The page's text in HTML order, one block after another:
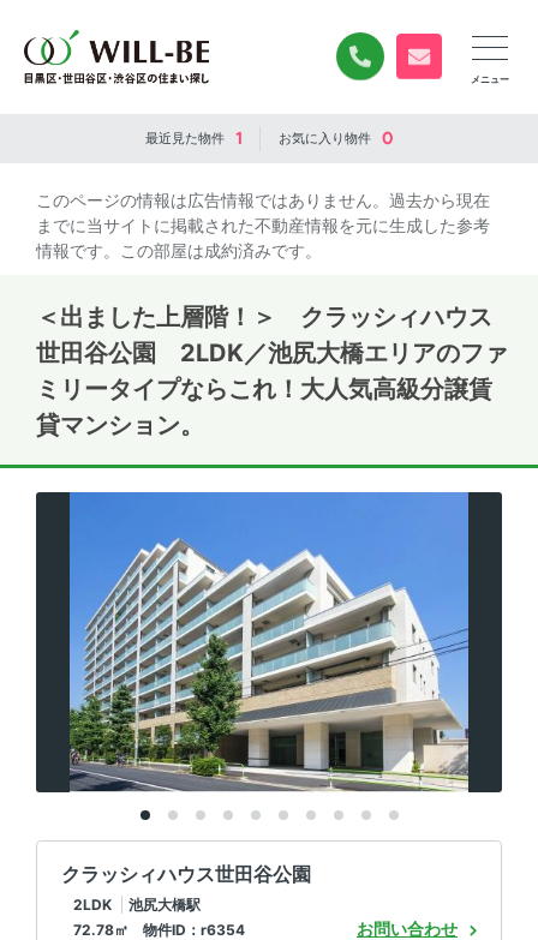
0120-840-834
無料お問い合
最近見た物件 1 お気に入り物件 0
このページの情報は広告情報ではありません。過去から現在
までに当サイトに掲載された不動産情報を元に生成した参考
情報です。この部屋は成約済みです。
＜出ました上層階！＞ クラッシィハウス
世田谷公園 2LDK／池尻大橋エリアのファ
ミリータイプならこれ！大人気高級分譲賃
貸マンション。
クラッシィハウス世田谷公園
2LDK
池尻大橋駅
72.78㎡ 物件ID：r6354
お問い合わせ